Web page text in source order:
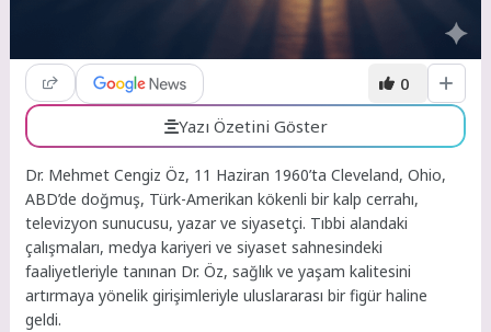
0
Yazı Özetini Göster
Dr. Mehmet Cengiz Öz, 11 Haziran 1960’ta Cleveland, Ohio,
ABD’de doğmuş, Türk-Amerikan kökenli bir kalp cerrahı,
televizyon sunucusu, yazar ve siyasetçi. Tıbbi alandaki
çalışmaları, medya kariyeri ve siyaset sahnesindeki
faaliyetleriyle tanınan Dr. Öz, sağlık ve yaşam kalitesini
artırmaya yönelik girişimleriyle uluslararası bir figür haline
geldi.